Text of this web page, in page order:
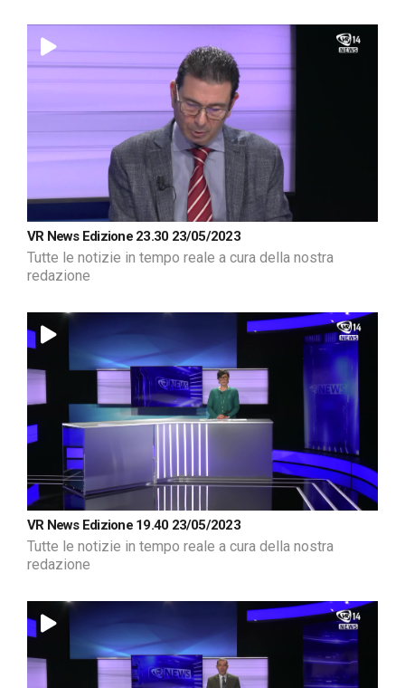
VR News Edizione 23.30 23/05/2023
Tutte le notizie in tempo reale a cura della nostra
redazione
VR News Edizione 19.40 23/05/2023
Tutte le notizie in tempo reale a cura della nostra
redazione